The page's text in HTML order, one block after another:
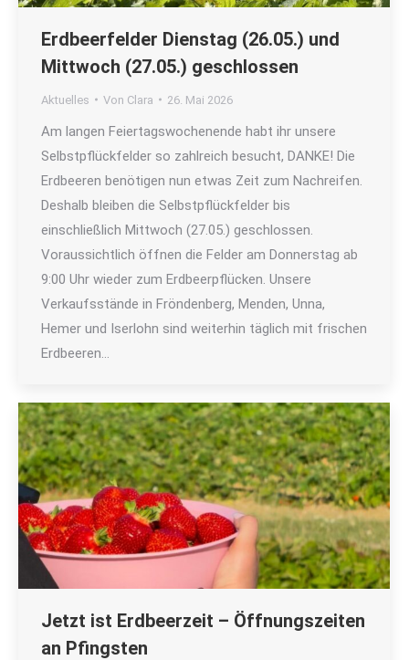
Erdbeerfelder Dienstag (26.05.) und
Mittwoch (27.05.) geschlossen
Aktuelles Von Clara 26. Mai 2026
Am langen Feiertagswochenende habt ihr unsere
Selbstpflückfelder so zahlreich besucht, DANKE! Die
Erdbeeren benötigen nun etwas Zeit zum Nachreifen.
Deshalb bleiben die Selbstpflückfelder bis
einschließlich Mittwoch (27.05.) geschlossen.
Voraussichtlich öffnen die Felder am Donnerstag ab
9:00 Uhr wieder zum Erdbeerpflücken. Unsere
Verkaufsstände in Fröndenberg, Menden, Unna,
Hemer und Iserlohn sind weiterhin täglich mit frischen
Erdbeeren…
Jetzt ist Erdbeerzeit – Öffnungszeiten
an Pfingsten